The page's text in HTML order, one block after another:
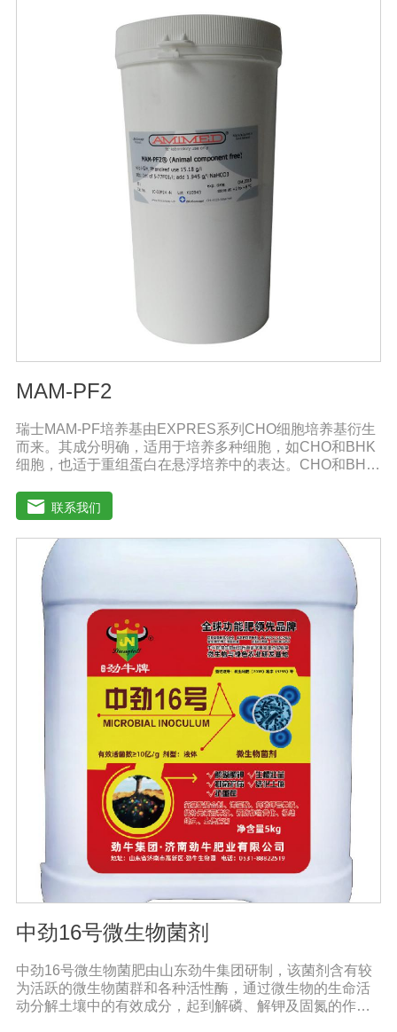
和国兽药典》2020版质量标准。规格：250ml/瓶保
存：-15℃―-20℃有效期：5年注意事项：1、解冻：采用
逐步解冻法（ -20℃→2-8℃→ 室温），可减少沉淀的产生
使血清质量不会受到影响。2、在 0℃ ~ 4℃状态下存放过
久会影响促细胞生长效果。
MAM-PF2
瑞士MAM-PF培养基由EXPRES系列CHO细胞培养基衍生
而来。其成分明确，适用于培养多种细胞，如CHO和BHK
细胞，也适于重组蛋白在悬浮培养中的表达。CHO和BHK
列培养基不含L-谷氨酰胺以避免因L-谷氨酰胺降解和胺积累
带来的不利影响。MAM-PF培养基可添加极少量的酚红或
不添加。无血清培养基比需添加血清的培养基高级，它有
助于表达产物的纯化和后续处理。多数市场上出售的无血
清培养基含有多种成分不明确蛋白和（或）蛋白水解产
物。因此成分完全明确的培养基和市场上其他添加血清的
培养基以及无血清培养基相比具有巨大的技术优势。从风
险控制的角度来看，不含动物蛋白的培养基也极受欢迎，
同时它还可以避免动物性原料短缺和不稳定带来的影响。
MAM-PF1、MAM-PF2、MAM-PF7d 和MAM-PF7e,MAM-
PF培养基不含动物性蛋白和多肽，无成分不明确的水解产
物。用户使用前需自行添加L-谷氨酰胺（0.6一8 mM）。
DMEM High GlouseDMEM培养基是使用BME改良培养
基，其氨基酸和维生素含量是BME培养的四倍。DMEM培
养基中含有非必需氨基酸和特定的必需微量元素，碳酸氢
钠的的浓度也提高了。标准配方DMEM培养基葡萄糖的含
量为1000 mg/L，高糖DMEM培养基葡萄糖的含量为4500
mg/L。DMEM早期是用来培养鼠胚胎细胞。
联系我们
中劲16号微生物菌剂
中劲16号微生物菌肥由山东劲牛集团研制，该菌剂含有较
为活跃的微生物菌群和各种活性酶，通过微生物的生命活
动分解土壤中的有效成分，起到解磷、解钾及固氮的作